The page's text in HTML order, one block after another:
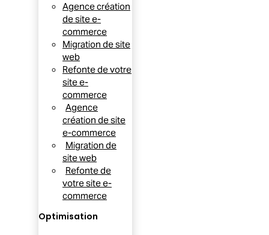
Agence création
de site e-
commerce
Migration de site
web
Refonte de votre
site e-
commerce
Agence
création de site
e-commerce
Migration de
site web
Refonte de
votre site e-
commerce
Optimisation